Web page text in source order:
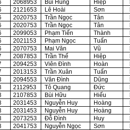
2068953 Bùi Hùng Hiệp
2121653 Lê Hoài Sơn
2020753 Trần Ngọc Tân
2020753 Trần Ngọc Tân
2099053 Phạm Tiến Thành
2021153 Phạm Ngọc Tuấn
2070753 Mai Văn Vũ
2087853 Trần Thế Hiệp
2094253 Viên Đình Hoàn
2013153 Trần Xuân Tuấn
2094553 Văn Đình Dũng
2112953 Tô Quang Đức
2107853 Bùi Hữu Hiếu
2031453 Nguyễn Huy Hoàng
2031453 Nguyễn Huy Hoàng
2073253 Đỗ Đình Huy
2041753 Nguyễn Ngọc Sơn